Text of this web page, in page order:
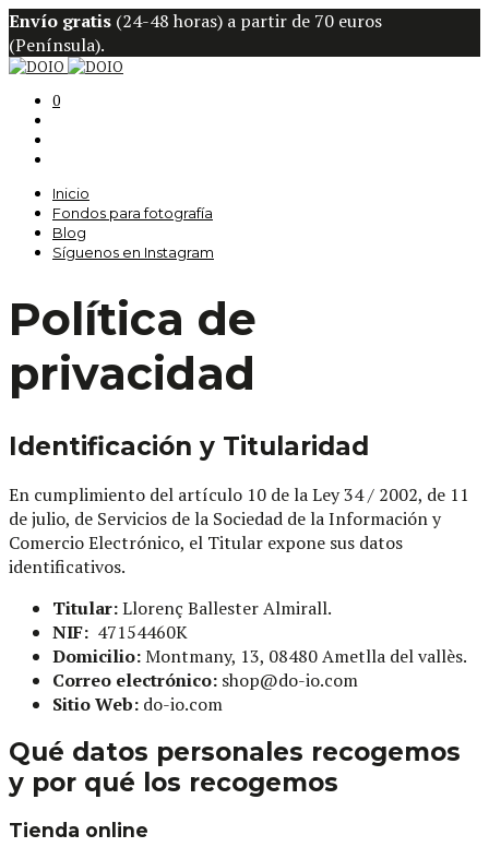
Envío gratis (24-48 horas) a partir de 70 euros
(Península).
0
Inicio
Fondos para fotografía
Blog
Síguenos en Instagram
Política de
privacidad
Identificación y Titularidad
En cumplimiento del artículo 10 de la Ley 34 / 2002, de 11
de julio, de Servicios de la Sociedad de la Información y
Comercio Electrónico, el Titular expone sus datos
identificativos.
Titular:Llorenç Ballester Almirall.
NIF: 47154460K
Domicilio:Montmany, 13, 08480 Ametlla del vallès.
Correo electrónico: shop@do-io.com
Sitio Web: do-io.com
Qué datos personales recogemos
y por qué los recogemos
Tienda online